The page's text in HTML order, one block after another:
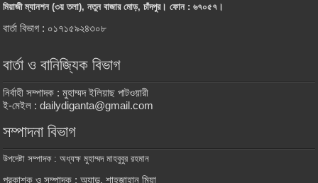
মিয়াজী ম্যানশন (৩য় তলা), নতুন বাজার মোড়, চাঁদপুর। ফোন : ৬৭০৫৭।
বার্তা বিভাগ : ০১৭১৫৯২৪৩০৮
বার্তা ও বানিজ্যিক বিভাগ
নির্বাহী সম্পাদক : মুহাম্মদ ইলিয়াছ পাটওয়ারী
ই-মেইল : dailydiganta@gmail.com
সম্পাদনা বিভাগ
উপদেষ্টা সম্পাদক : অধ্যক্ষ মুহাম্মদ মাহবুবুর রহমান
প্রকাশক ও সম্পাদক : অ্যাড. শাহজাহান মিয়া